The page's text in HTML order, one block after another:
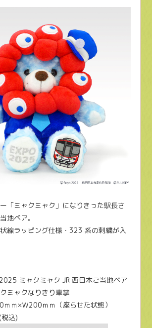
「ミャクミャク」になりきった駅長さ
地ベア。
線ラッピング仕様・323 系の刺繍が入
ミャクミャク JR 西日本ご当地ベア
ミャクなりきり車掌
ｍｍ×Ｗ200ｍｍ（座らせた状態）
込)